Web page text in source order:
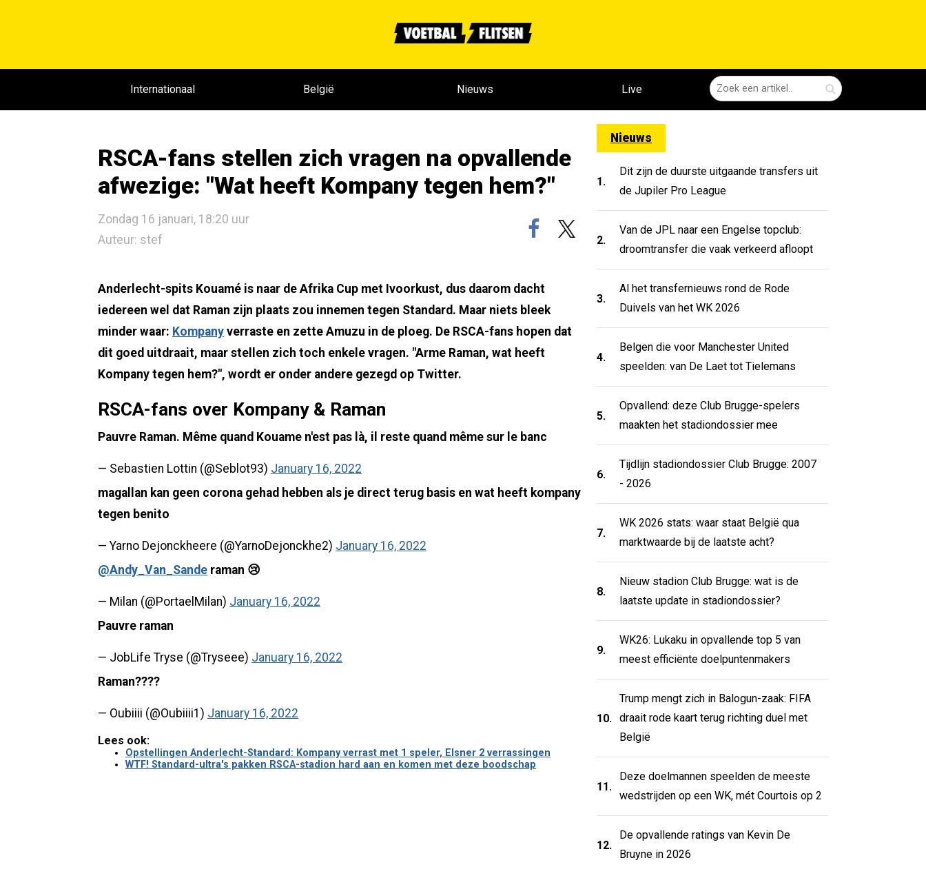
Internationaal België Nieuws Live
RSCA-fans stellen zich vragen na opvallende
afwezige: "Wat heeft Kompany tegen hem?"
Zondag 16 januari, 18:20 uur
Auteur: stef
Anderlecht-spits Kouamé is naar de Afrika Cup met Ivoorkust, dus daarom dacht
iedereen wel dat Raman zijn plaats zou innemen tegen Standard. Maar niets bleek
minder waar: Kompany verraste en zette Amuzu in de ploeg. De RSCA-fans hopen dat
dit goed uitdraait, maar stellen zich toch enkele vragen. "Arme Raman, wat heeft
Kompany tegen hem?", wordt er onder andere gezegd op Twitter.
RSCA-fans over Kompany & Raman
Pauvre Raman. Même quand Kouame n'est pas là, il reste quand même sur le banc
— Sebastien Lottin (@Seblot93) January 16, 2022
magallan kan geen corona gehad hebben als je direct terug basis en wat heeft kompany
tegen benito
— Yarno Dejonckheere (@YarnoDejonckhe2) January 16, 2022
@Andy_Van_Sande raman 😢
— Milan (@PortaelMilan) January 16, 2022
Pauvre raman
— JobLife Tryse (@Tryseee) January 16, 2022
Raman????
— Oubiiii (@Oubiiii1) January 16, 2022
Lees ook:
Opstellingen Anderlecht-Standard: Kompany verrast met 1 speler, Elsner 2 verrassingen
WTF! Standard-ultra's pakken RSCA-stadion hard aan en komen met deze boodschap
Nieuws
1.
Dit zijn de duurste uitgaande transfers uit
de Jupiler Pro League
2.
Van de JPL naar een Engelse topclub:
droomtransfer die vaak verkeerd afloopt
3.
Al het transfernieuws rond de Rode
Duivels van het WK 2026
4.
Belgen die voor Manchester United
speelden: van De Laet tot Tielemans
5.
Opvallend: deze Club Brugge-spelers
maakten het stadiondossier mee
6.
Tijdlijn stadiondossier Club Brugge: 2007
- 2026
7.
WK 2026 stats: waar staat België qua
marktwaarde bij de laatste acht?
8.
Nieuw stadion Club Brugge: wat is de
laatste update in stadiondossier?
9.
WK26: Lukaku in opvallende top 5 van
meest efficiënte doelpuntenmakers
10.
Trump mengt zich in Balogun-zaak: FIFA
draait rode kaart terug richting duel met
België
11.
Deze doelmannen speelden de meeste
wedstrijden op een WK, mét Courtois op 2
12.
De opvallende ratings van Kevin De
Bruyne in 2026